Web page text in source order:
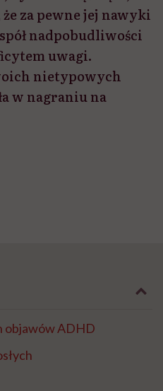
za pewne jej nawyki
nadpobudliwości
uwagi.
nietypowych
w nagraniu na
objawów ADHD